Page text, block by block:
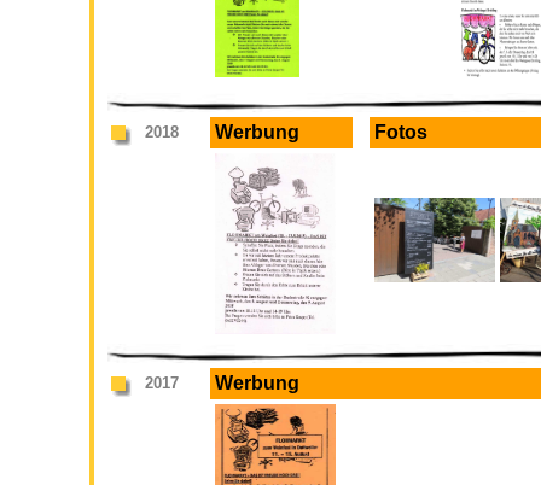
2018 Werbung Fotos
2017 Werbung